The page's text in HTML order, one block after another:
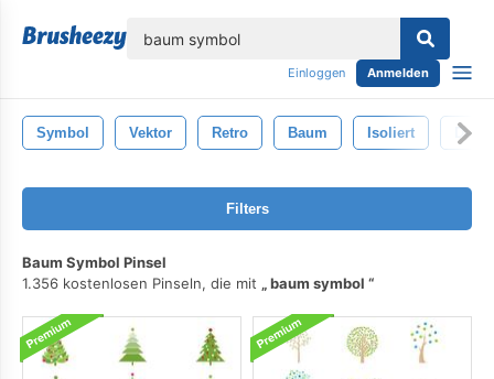
Einloggen Anmelden
Symbol Vektor Retro Baum Isoliert Dekor
Filters
Baum Symbol Pinsel
1.356 kostenlosen Pinseln, die mit
baum symbol